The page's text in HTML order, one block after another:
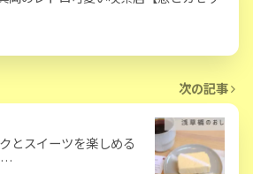
次の記事
とスイーツを楽しめる